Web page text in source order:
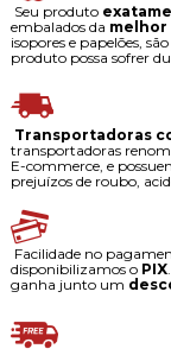
Seu produto
embalados da melhor
isopores e papelões,
produto possa sofrer
Transportadoras
transportadoras
E-commerce, e
prejuízos de roubo,
Facilidade no
disponibilizamos o PIX
ganha junto um